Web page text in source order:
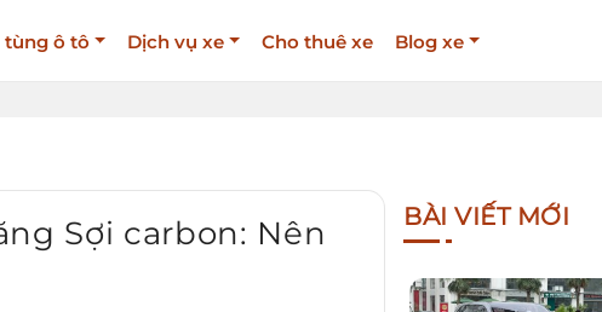
tùng ô tô Dịch vụ xe Cho thuê xe Blog xe
Sợi carbon: Nên
BÀI VIẾT MỚI